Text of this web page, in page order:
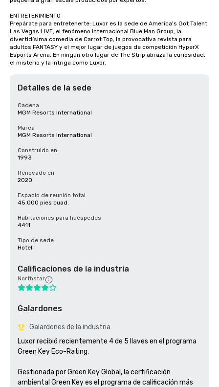
ENTRETENIMIENTO
Prepárate para entretenerte: Luxor es la sede de America's Got Talent
Las Vegas LIVE, el fenómeno internacional Blue Man Group, la
divertidísima comedia de Carrot Top, la provocativa revista para
adultos FANTASY y el mejor lugar de juegos de competición HyperX
Esports Arena. En ningún otro lugar de The Strip abraza la curiosidad,
el misterio y la intriga como Luxor.
Detalles de la sede
Cadena
MGM Resorts International
Marca
MGM Resorts International
Construido en
1993
Renovado en
2020
Espacio de reunión total
45.000 pies cuad.
Habitaciones para huéspedes
4411
Tipo de sede
Hotel
Calificaciones de la industria
Northstar
Galardones
Galardones de la industria
Luxor recibió recientemente 4 de 5 llaves en el programa
Green Key Eco-Rating.
Gestionada por Green Key Global, la certificación
ambiental Green Key es el programa de calificación más